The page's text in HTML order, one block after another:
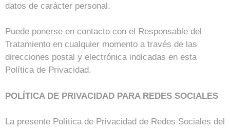
datos de carácter personal.
Puede ponerse en contacto con el Responsable del
Tratamiento en cualquier momento a través de las
direcciones postal y electrónica indicadas en esta
Política de Privacidad.
POLÍTICA DE PRIVACIDAD PARA REDES SOCIALES
La presente Política de Privacidad de Redes Sociales del